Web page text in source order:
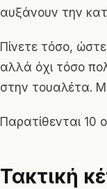
αυξάνουν την
Πίνετε τόσο,
αλλά όχι τόσο
στην τουαλέτα.
Παρατίθενται 10
Τακτική